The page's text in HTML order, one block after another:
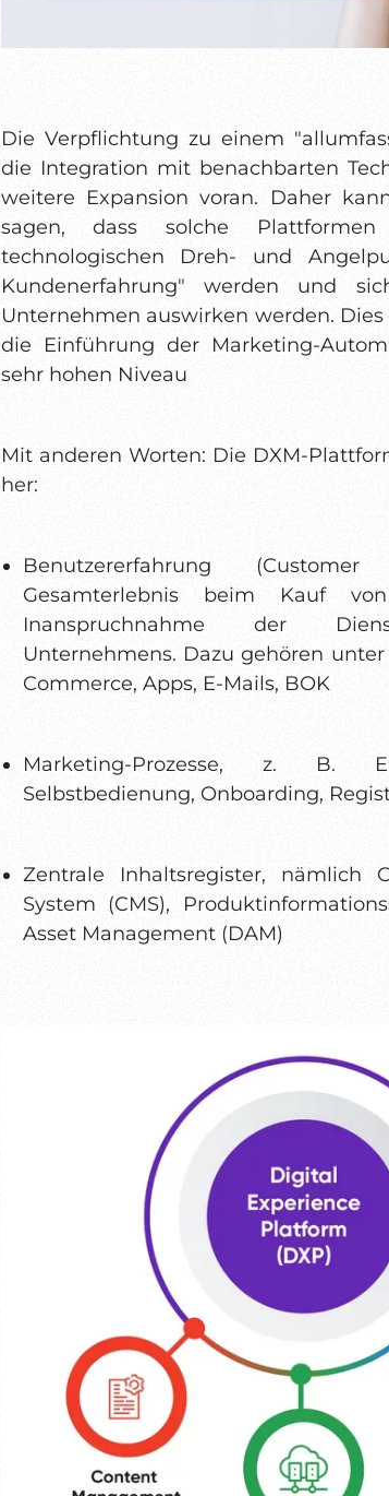
Die Verpflichtung zu einem
die Integration mit benachbarten
weitere Expansion voran. Daher
sagen, dass solche
technologischen Dreh- und
Kundenerfahrung" werden und
Unternehmen auswirken werden.
die Einführung der Marketing-
sehr hohen Niveau
Mit anderen Worten: Die DXM-
her:
Benutzererfahrung
Gesamterlebnis beim Kauf
Inanspruchnahme der
Unternehmens. Dazu gehören
Commerce, Apps, E-Mails, BOK
Marketing-Prozesse, z. B.
Selbstbedienung, Onboarding,
Zentrale Inhaltsregister, nämlich
System (CMS),
Asset Management (DAM)